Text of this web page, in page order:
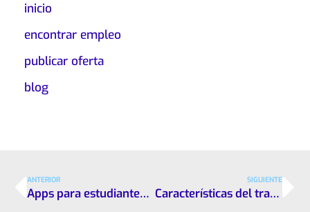
inicio
encontrar empleo
publicar oferta
blog
ANTERIOR
Apps para estudiantes: las mejores están aquí
SIGUIENTE
Características del trabajo en equipo: qué tener en cuenta